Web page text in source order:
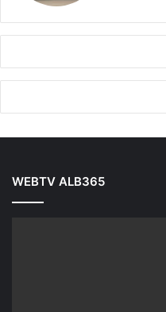
WEBTV ALB365